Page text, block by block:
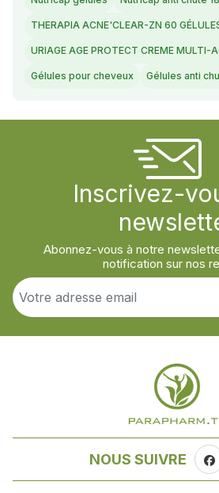
THERAPIA ACNE'CLEAR-ZN 60
URIAGE AGE PROTECT CREME MULTI-
Gélules pour cheveux Gélules anti
Inscrivez-
Abonnez-vous à notre
notification sur nos
NOUS SUIVRE